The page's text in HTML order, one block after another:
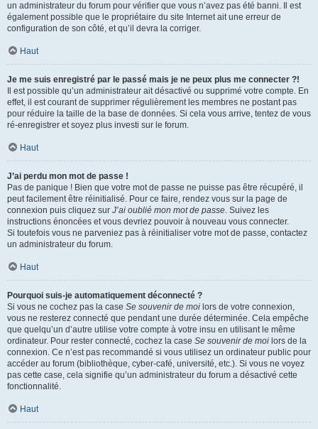
un administrateur du forum pour vérifier que vous n’avez pas été banni. Il est
également possible que le propriétaire du site Internet ait une erreur de
configuration de son côté, et qu’il devra la corriger.
Haut
Je me suis enregistré par le passé mais je ne peux plus me connecter ?!
Il est possible qu’un administrateur ait désactivé ou supprimé votre compte. En
effet, il est courant de supprimer régulièrement les membres ne postant pas
pour réduire la taille de la base de données. Si cela vous arrive, tentez de vous
ré-enregistrer et soyez plus investi sur le forum.
Haut
J’ai perdu mon mot de passe !
Pas de panique ! Bien que votre mot de passe ne puisse pas être récupéré, il
peut facilement être réinitialisé. Pour ce faire, rendez vous sur la page de
connexion puis cliquez sur J’ai oublié mon mot de passe. Suivez les
instructions énoncées et vous devriez pouvoir à nouveau vous connecter.
Si toutefois vous ne parveniez pas à réinitialiser votre mot de passe, contactez
un administrateur du forum.
Haut
Pourquoi suis-je automatiquement déconnecté ?
Si vous ne cochez pas la case Se souvenir de moi lors de votre connexion,
vous ne resterez connecté que pendant une durée déterminée. Cela empêche
que quelqu’un d’autre utilise votre compte à votre insu en utilisant le même
ordinateur. Pour rester connecté, cochez la case Se souvenir de moi lors de la
connexion. Ce n’est pas recommandé si vous utilisez un ordinateur public pour
accéder au forum (bibliothèque, cyber-café, université, etc.). Si vous ne voyez
pas cette case, cela signifie qu’un administrateur du forum a désactivé cette
fonctionnalité.
Haut